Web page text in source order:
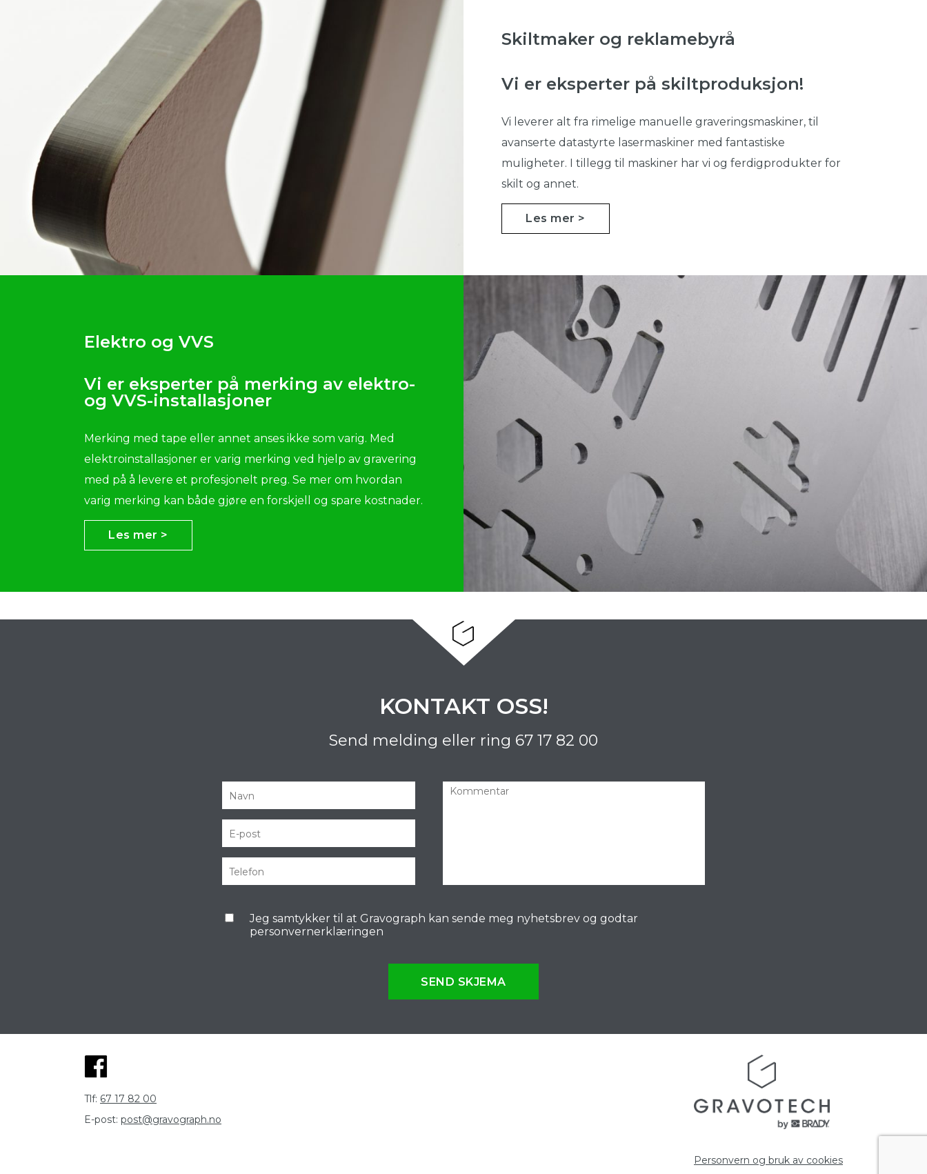
Skiltmaker og reklamebyrå
Vi er eksperter på skiltproduksjon!
Vi leverer alt fra rimelige manuelle graveringsmaskiner, til
avanserte datastyrte lasermaskiner med fantastiske
muligheter. I tillegg til maskiner har vi og ferdigprodukter for
skilt og annet.
Les mer >
Elektro og VVS
Vi er eksperter på merking av elektro-
og VVS-installasjoner
Merking med tape eller annet anses ikke som varig. Med
elektroinstallasjoner er varig merking ved hjelp av gravering
med på å levere et profesjonelt preg. Se mer om hvordan
varig merking kan både gjøre en forskjell og spare kostnader.
Les mer >
KONTAKT OSS!
Send melding eller ring 67 17 82 00
Jeg samtykker til at Gravograph kan sende meg nyhetsbrev og godtar
personvernerklæringen
SEND SKJEMA
Tlf: 67 17 82 00
E-post: post@gravograph.no
Personvern og bruk av cookies